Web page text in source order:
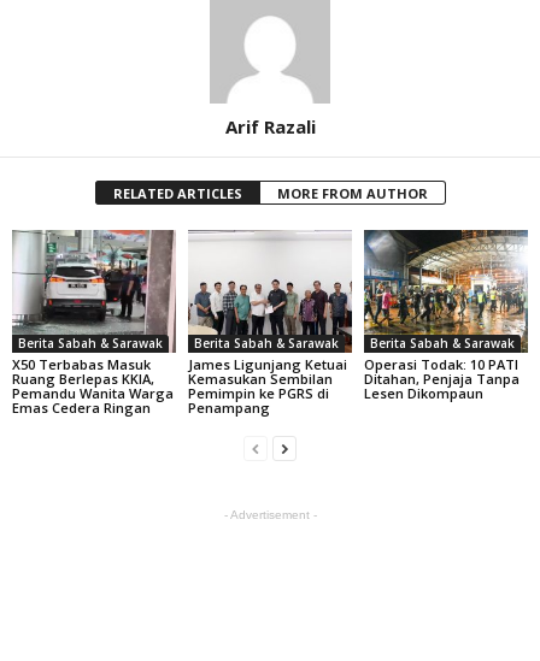
Arif Razali
RELATED ARTICLES MORE FROM AUTHOR
Berita Sabah & Sarawak
X50 Terbabas Masuk
Ruang Berlepas KKIA,
Pemandu Wanita Warga
Emas Cedera Ringan
Berita Sabah & Sarawak
James Ligunjang Ketuai
Kemasukan Sembilan
Pemimpin ke PGRS di
Penampang
Berita Sabah & Sarawak
Operasi Todak: 10 PATI
Ditahan, Penjaja Tanpa
Lesen Dikompaun
- Advertisement -